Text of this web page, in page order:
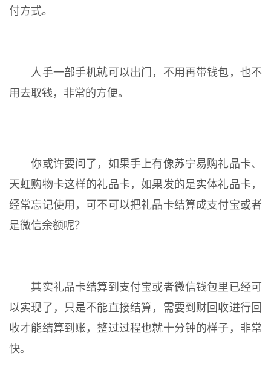
付方式。
人手一部手机就可以出门，不用再带钱包，也不
用去取钱，非常的方便。
你或许要问了，如果手上有像苏宁易购礼品卡、
天虹购物卡这样的礼品卡，如果发的是实体礼品卡，
经常忘记使用，可不可以把礼品卡结算成支付宝或者
是微信余额呢？
其实礼品卡结算到支付宝或者微信钱包里已经可
以实现了，只是不能直接结算，需要到财回收进行回
收才能结算到账，整过过程也就十分钟的样子，非常
快。